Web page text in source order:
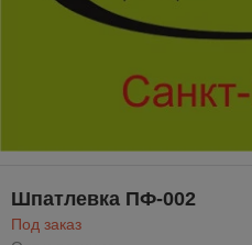
Шпатлевка ПФ-002
Под заказ